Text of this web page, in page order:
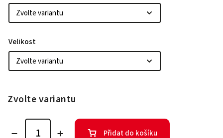
Velikost
Zvolte variantu
Přidat do košíku